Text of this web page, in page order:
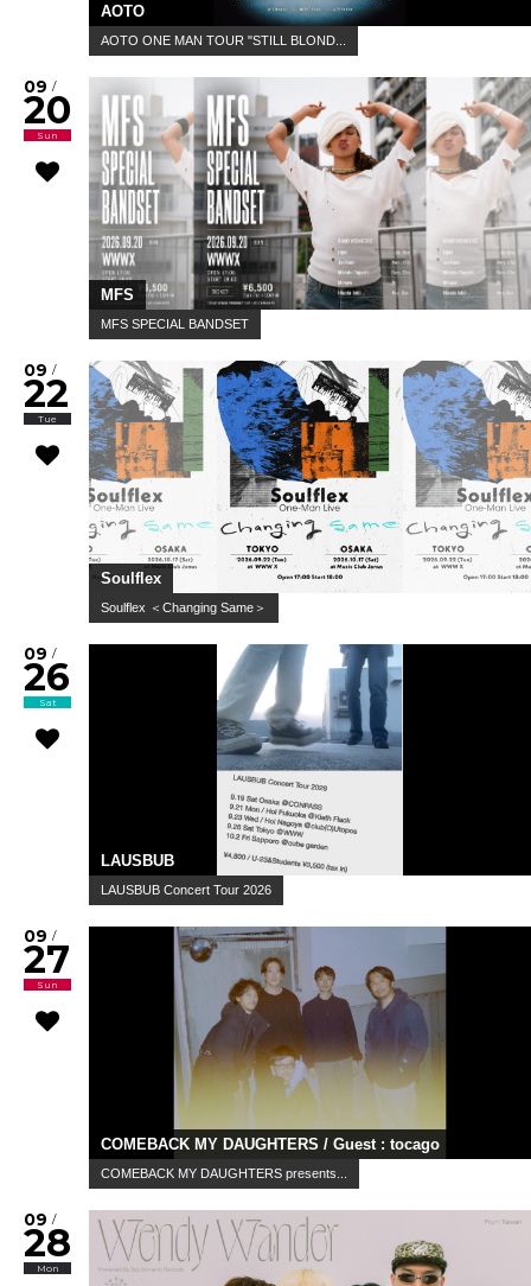
AOTO
AOTO ONE MAN TOUR "STILL BLOND...
09 /
20
Sun
MFS
MFS SPECIAL BANDSET
09 /
22
Tue
Soulflex
Soulflex ＜Changing Same＞
09 /
26
Sat
LAUSBUB
LAUSBUB Concert Tour 2026
09 /
27
Sun
COMEBACK MY DAUGHTERS / Guest : tocago
COMEBACK MY DAUGHTERS presents...
09 /
28
Mon